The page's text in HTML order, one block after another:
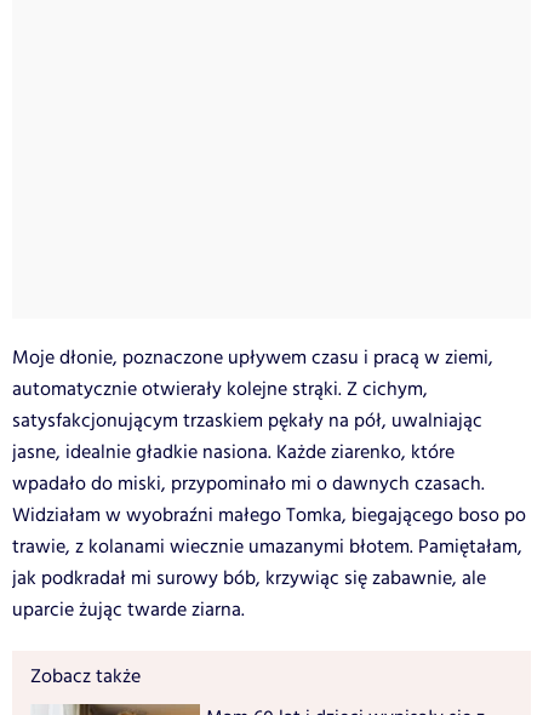
Moje dłonie, poznaczone upływem czasu i pracą w ziemi,
automatycznie otwierały kolejne strąki. Z cichym,
satysfakcjonującym trzaskiem pękały na pół, uwalniając
jasne, idealnie gładkie nasiona. Każde ziarenko, które
wpadało do miski, przypominało mi o dawnych czasach.
Widziałam w wyobraźni małego Tomka, biegającego boso po
trawie, z kolanami wiecznie umazanymi błotem. Pamiętałam,
jak podkradał mi surowy bób, krzywiąc się zabawnie, ale
uparcie żując twarde ziarna.
Zobacz także